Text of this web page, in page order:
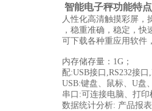
智能电子秤功能特
人性化高清触摸彩屏，
，稳重准确，稳定，快
可下载各种重应用软件
内存储存量：1G；
配:USB接口,RS232接
USB:键盘、鼠标、U盘
串口:可连接电脑、打
数据统计分析: 产品报